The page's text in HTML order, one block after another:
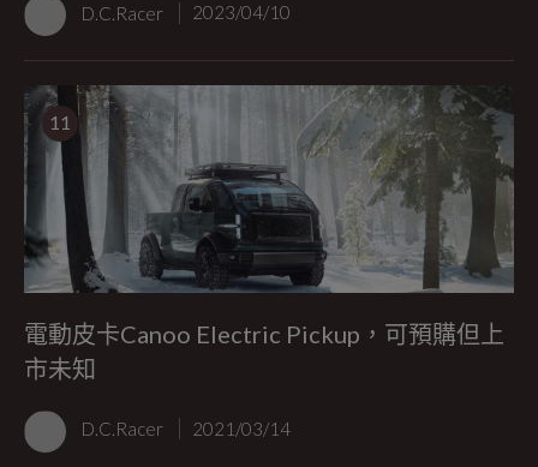
D.C.Racer 2023/04/10
11
電動皮卡Canoo Electric Pickup，可預購但上
市未知
D.C.Racer 2021/03/14